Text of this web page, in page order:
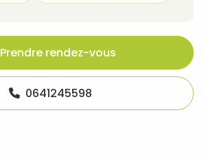
Prendre rendez-vous
0641245598